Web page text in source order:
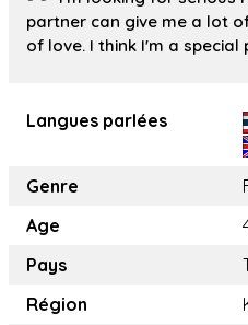
partner can give me a lot
of love. I think I'm a special
Langues parlées
Genre
Age
Pays
Région